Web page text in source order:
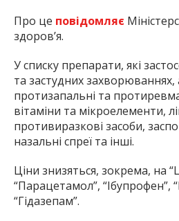
Про це повідомляє
здоров’я.
У списку препарати, які
та застудних захворюваннях,
протизапальні та
вітаміни та мікроелементи,
противиразкові засоби,
назальні спреї та інші.
Ціни знизяться, зокрема, на
“Парацетамол”, “Ібупрофен”,
“Гідазепам”.